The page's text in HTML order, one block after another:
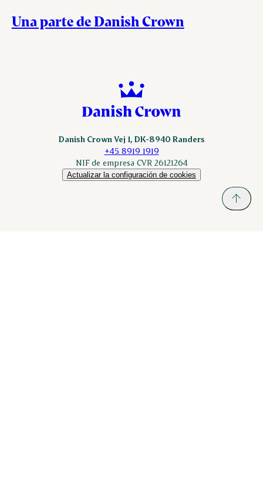
Una parte de Danish Crown
Danish Crown Vej 1, DK-8940 Randers
+45 8919 1919
NIF de empresa CVR 26121264
Actualizar la configuración de cookies